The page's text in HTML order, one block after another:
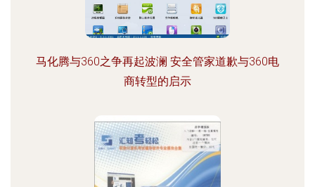
马化腾与360之争再起波澜 安全管家道歉与360电
商转型的启示